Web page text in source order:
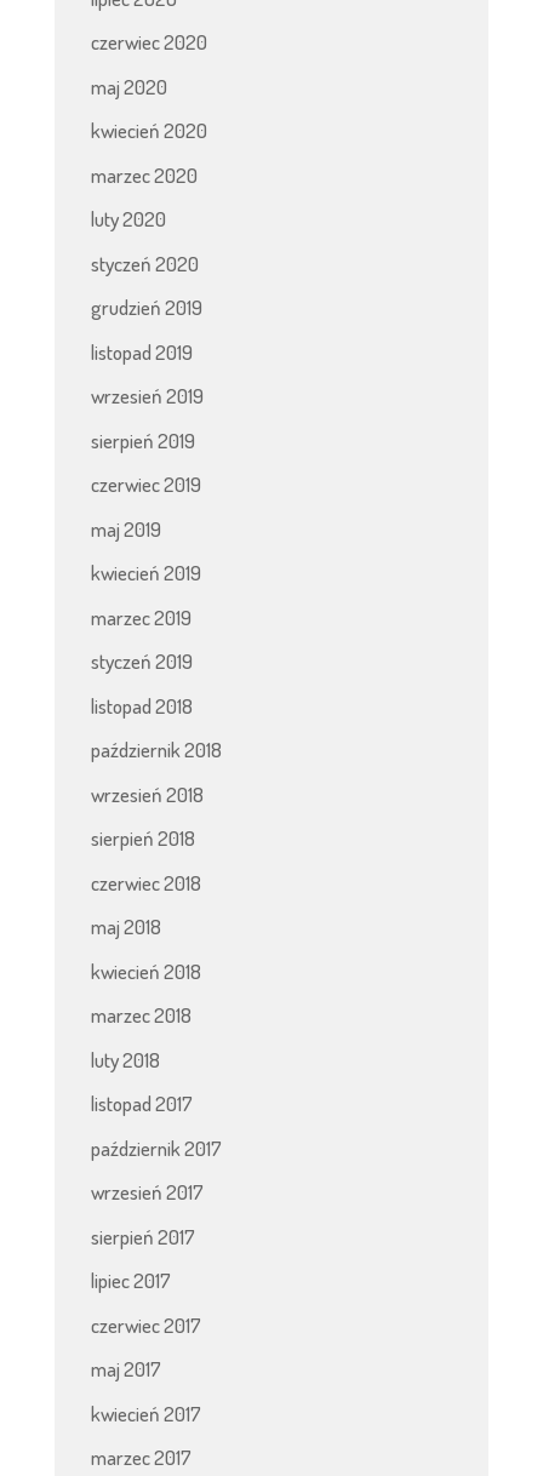
czerwiec 2020
maj 2020
kwiecień 2020
marzec 2020
luty 2020
styczeń 2020
grudzień 2019
listopad 2019
wrzesień 2019
sierpień 2019
czerwiec 2019
maj 2019
kwiecień 2019
marzec 2019
styczeń 2019
listopad 2018
październik 2018
wrzesień 2018
sierpień 2018
czerwiec 2018
maj 2018
kwiecień 2018
marzec 2018
luty 2018
listopad 2017
październik 2017
wrzesień 2017
sierpień 2017
lipiec 2017
czerwiec 2017
maj 2017
kwiecień 2017
marzec 2017